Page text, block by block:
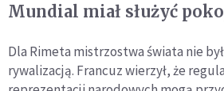
Mundial miał służyć
Dla Rimeta mistrzostwa świata nie
rywalizacją. Francuz wierzył, że